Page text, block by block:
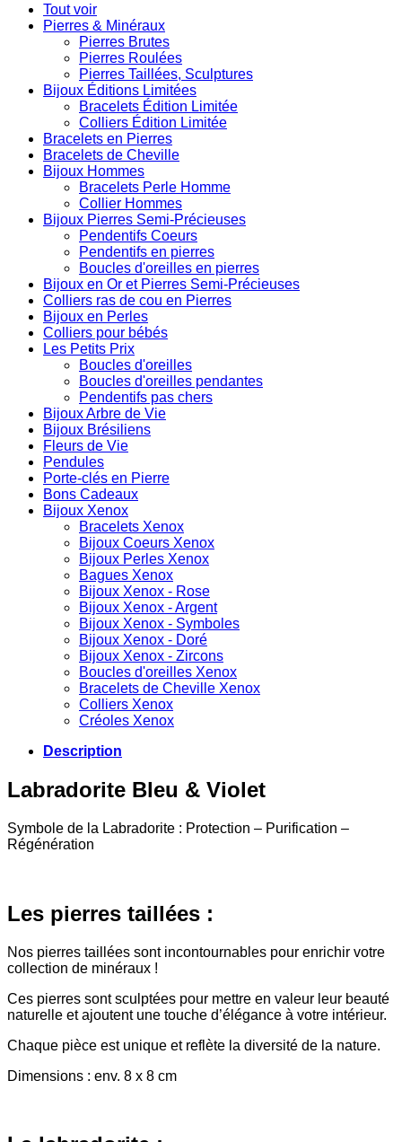
Tout voir
Pierres & Minéraux
Pierres Brutes
Pierres Roulées
Pierres Taillées, Sculptures
Bijoux Éditions Limitées
Bracelets Édition Limitée
Colliers Édition Limitée
Bracelets en Pierres
Bracelets de Cheville
Bijoux Hommes
Bracelets Perle Homme
Collier Hommes
Bijoux Pierres Semi-Précieuses
Pendentifs Coeurs
Pendentifs en pierres
Boucles d'oreilles en pierres
Bijoux en Or et Pierres Semi-Précieuses
Colliers ras de cou en Pierres
Bijoux en Perles
Colliers pour bébés
Les Petits Prix
Boucles d'oreilles
Boucles d'oreilles pendantes
Pendentifs pas chers
Bijoux Arbre de Vie
Bijoux Brésiliens
Fleurs de Vie
Pendules
Porte-clés en Pierre
Bons Cadeaux
Bijoux Xenox
Bracelets Xenox
Bijoux Coeurs Xenox
Bijoux Perles Xenox
Bagues Xenox
Bijoux Xenox - Rose
Bijoux Xenox - Argent
Bijoux Xenox - Symboles
Bijoux Xenox - Doré
Bijoux Xenox - Zircons
Boucles d'oreilles Xenox
Bracelets de Cheville Xenox
Colliers Xenox
Créoles Xenox
Description
Labradorite Bleu & Violet
Symbole de la Labradorite : Protection – Purification –
Régénération
Les pierres taillées :
Nos pierres taillées sont incontournables pour enrichir votre
collection de minéraux !
Ces pierres sont sculptées pour mettre en valeur leur beauté
naturelle et ajoutent une touche d’élégance à votre intérieur.
Chaque pièce est unique et reflète la diversité de la nature.
Dimensions : env. 8 x 8 cm